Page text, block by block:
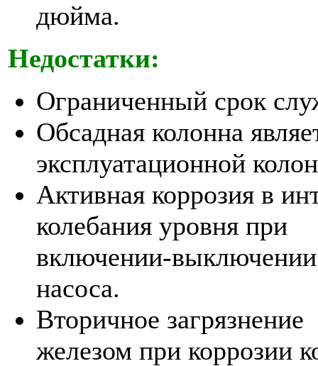
дюйма.
Недостатки:
Ограниченный срок
Обсадная колонна
эксплуатационной
Активная коррозия в
колебания уровня при
включении-выключении
насоса.
Вторичное загрязнение
железом при коррозии